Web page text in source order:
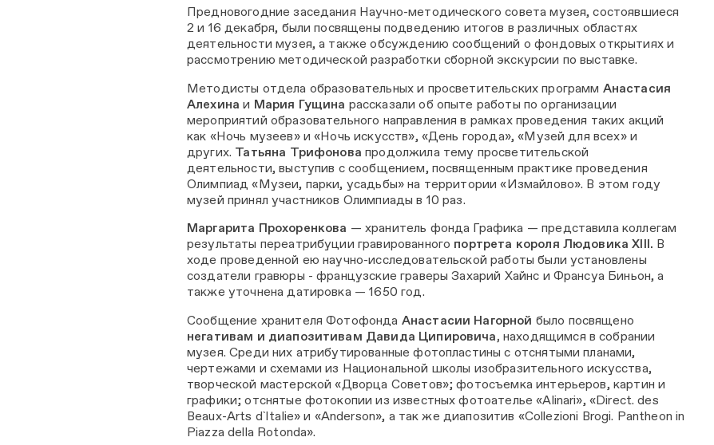
Предновогодние заседания Научно-методического совета музея, состоявшиеся
2 и 16 декабря, были посвящены подведению итогов в различных областях
деятельности музея, а также обсуждению сообщений о фондовых открытиях и
рассмотрению методической разработки сборной экскурсии по выставке.
Методисты отдела образовательных и просветительских программ Анастасия
Алехина и Мария Гущина рассказали об опыте работы по организации
мероприятий образовательного направления в рамках проведения таких акций
как «Ночь музеев» и «Ночь искусств», «День города», «Музей для всех» и
других. Татьяна Трифонова продолжила тему просветительской
деятельности, выступив с сообщением, посвященным практике проведения
Олимпиад «Музеи, парки, усадьбы» на территории «Измайлово». В этом году
музей принял участников Олимпиады в 10 раз.
Маргарита Прохоренкова — хранитель фонда Графика — представила коллегам
результаты переатрибуции гравированного портрета короля Людовика XIII. В
ходе проведенной ею научно-исследовательской работы были установлены
создатели гравюры - французские граверы Захарий Хайнс и Франсуа Биньон, а
также уточнена датировка — 1650 год.
Сообщение хранителя Фотофонда Анастасии Нагорной было посвящено
негативам и диапозитивам Давида Ципировича, находящимся в собрании
музея. Среди них атрибутированные фотопластины с отснятыми планами,
чертежами и схемами из Национальной школы изобразительного искусства,
творческой мастерской «Дворца Советов»; фотосъемка интерьеров, картин и
графики; отснятые фотокопии из известных фотоателье «Alinari», «Direct. des
Beaux-Arts d`Italie» и «Anderson», а так же диапозитив «Collezioni Brogi. Pantheon in
Piazza della Rotonda».